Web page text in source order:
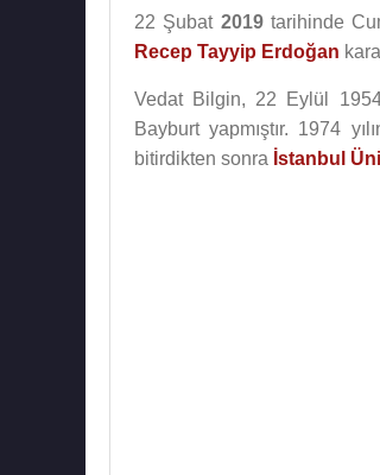
22 Şubat 2019tarihinde
Recep Tayyip Erdoğan
Vedat Bilgin, 22 Eylül
Bayburt yapmıştır. 1974
bitirdikten sonra İstanbul